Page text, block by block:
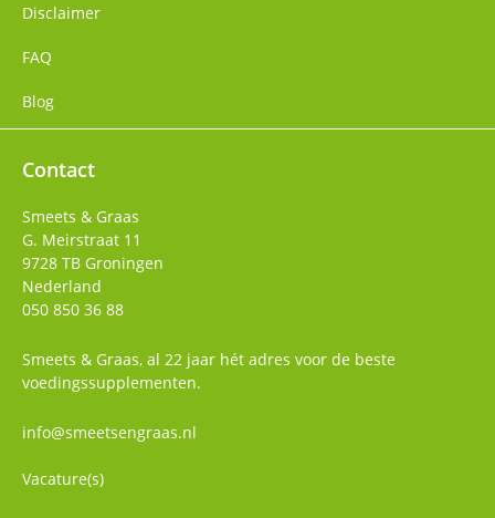
Disclaimer
FAQ
Blog
Contact
Smeets & Graas
G. Meirstraat 11
9728 TB Groningen
Nederland
050 850 36 88
Smeets & Graas, al 22 jaar hét adres voor de beste
voedingssupplementen.
info@smeetsengraas.nl
Vacature(s)